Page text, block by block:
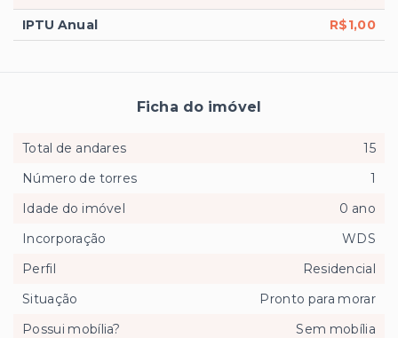
IPTU Anual
R$1,00
Ficha do imóvel
Total de andares
15
Número de torres
1
Idade do imóvel
0 ano
Incorporação
WDS
Perfil
Residencial
Situação
Pronto para morar
Possui mobília?
Sem mobília